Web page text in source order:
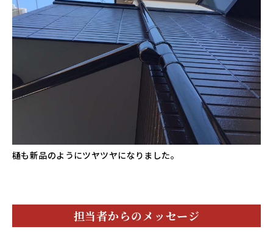
樋も新品のようにツヤツヤになりました。
担当者からのメッセージ